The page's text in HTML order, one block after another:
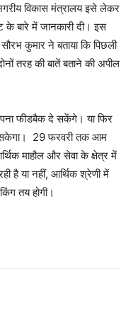
विकास मंत्रालय इसे लेकर
के बारे में जानकारी दी। इस
कुमार ने बताया कि पिछली
तरह की बातें बताने की अपील
फीडबैक दे सकेंगे। या फिर
सकेगा। 29 फरवरी तक आम
माहौल और सेवा के क्षेत्र में
है या नहीं, आर्थिक श्रेणी में
तय होगी।